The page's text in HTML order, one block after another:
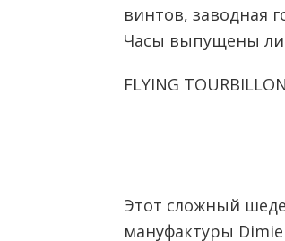
винтов, заводная
Часы выпущены
FLYING
Этот сложный
мануфактуры